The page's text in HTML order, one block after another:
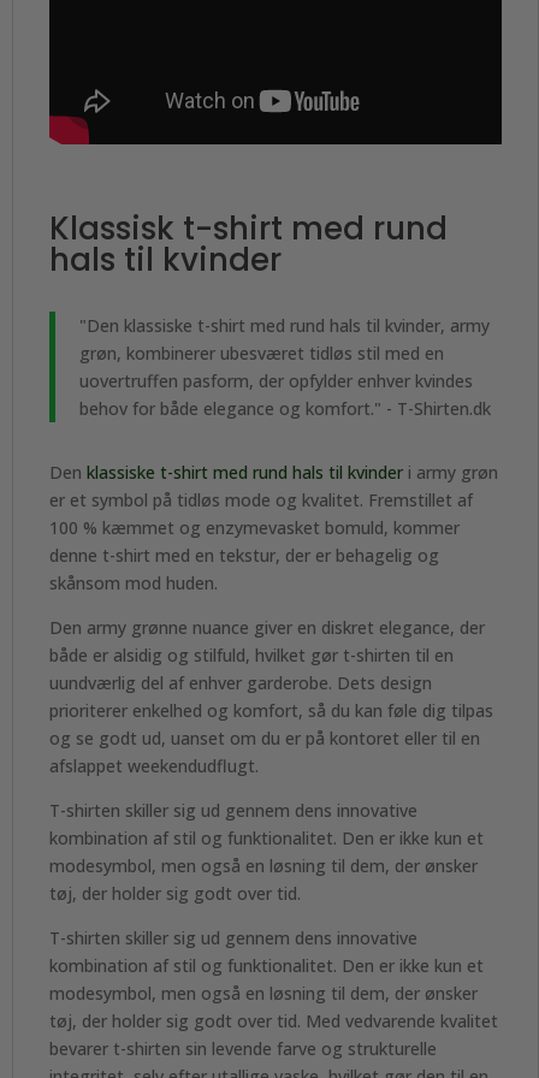
Klassisk t-shirt med rund
hals til kvinder
"Den klassiske t-shirt med rund hals til kvinder, army
grøn, kombinerer ubesværet tidløs stil med en
uovertruffen pasform, der opfylder enhver kvindes
behov for både elegance og komfort." - T-Shirten.dk
Den klassiske t-shirt med rund hals til kvinder i army grøn
er et symbol på tidløs mode og kvalitet. Fremstillet af
100 % kæmmet og enzymevasket bomuld, kommer
denne t-shirt med en tekstur, der er behagelig og
skånsom mod huden.
Den army grønne nuance giver en diskret elegance, der
både er alsidig og stilfuld, hvilket gør t-shirten til en
uundværlig del af enhver garderobe. Dets design
prioriterer enkelhed og komfort, så du kan føle dig tilpas
og se godt ud, uanset om du er på kontoret eller til en
afslappet weekendudflugt.
T-shirten skiller sig ud gennem dens innovative
kombination af stil og funktionalitet. Den er ikke kun et
modesymbol, men også en løsning til dem, der ønsker
tøj, der holder sig godt over tid.
T-shirten skiller sig ud gennem dens innovative
kombination af stil og funktionalitet. Den er ikke kun et
modesymbol, men også en løsning til dem, der ønsker
tøj, der holder sig godt over tid. Med vedvarende kvalitet
bevarer t-shirten sin levende farve og strukturelle